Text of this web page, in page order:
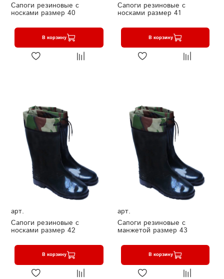
Сапоги резиновые с
носками размер 40
В корзину
Сапоги резиновые с
носками размер 41
В корзину
арт.
Сапоги резиновые с
носками размер 42
В корзину
арт.
Сапоги резиновые с
манжетой размер 43
В корзину